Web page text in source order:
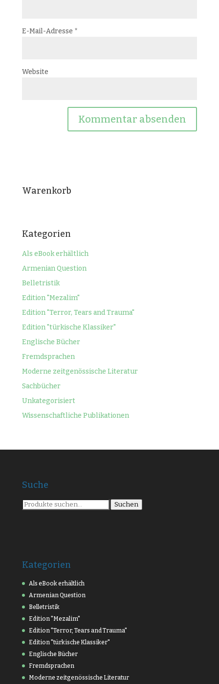
E-Mail-Adresse *
Website
Warenkorb
Kategorien
Als eBook erhältlich
Armenian Question
Belletristik
Edition "Mezalim"
Edition "Terror, Tears and Trauma"
Edition "türkische Klassiker"
Englische Bücher
Fremdsprachen
Moderne zeitgenössische Literatur
Sachbücher
Unkategorisiert
Wissenschaftliche Publikationen
Suche
Suche
nach:
Suchen
Kategorien
Als eBook erhältlich
Armenian Question
Belletristik
Edition "Mezalim"
Edition "Terror, Tears and Trauma"
Edition "türkische Klassiker"
Englische Bücher
Fremdsprachen
Moderne zeitgenössische Literatur